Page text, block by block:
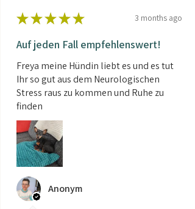
★ ★ ★ ★ ★ 3 months ago
Auf jeden Fall empfehlenswert!
Freya meine Hündin liebt es und es tut
Ihr so gut aus dem Neurologischen
Stress raus zu kommen und Ruhe zu
finden
Anonym